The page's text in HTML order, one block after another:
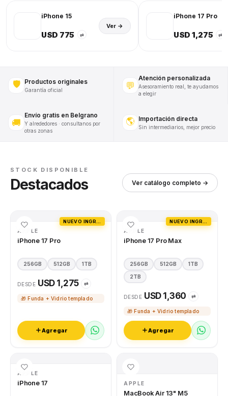
iPhone 15
USD 775 ⇄
Ver →
iPhone 17 Pro
USD 1,275 ⇄
🛡️ Productos originales
Garantía oficial 💬
Atención personalizada
Asesoramiento real, te ayudamos
a elegir
🚚
Envío gratis en Belgrano
Y alrededores · consultanos por
otras zonas
🌎 Importación directa
Sin intermediarios, mejor precio
STOCK DISPONIBLE
Destacados Ver catálogo completo →
APPLE
iPhone 17 Pro
256GB 512GB 1TB
DESDE USD 1,275 ⇄
🎁 Funda + Vidrio templado
Agregar
APPLE
iPhone 17 Pro Max
256GB 512GB 1TB
2TB
DESDE USD 1,360 ⇄
🎁 Funda + Vidrio templado
Agregar
APPLE
iPhone 17 APPLE
MacBook Air 13" M5